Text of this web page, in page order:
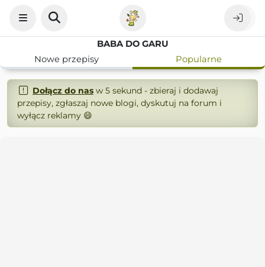
BABA DO GARU
Nowe przepisy
Popularne
Dołącz do nasw 5 sekund - zbieraj i dodawaj
przepisy, zgłaszaj nowe blogi, dyskutuj na forum i
wyłącz reklamy 😄